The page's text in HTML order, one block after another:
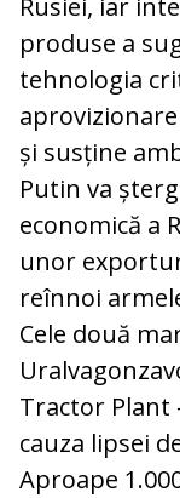
Rusiei, iar
produse a
tehnologia
și susține
Putin va
economică a
unor
reînnoi
Cele două
Tractor Plant
cauza lipsei
Aproape